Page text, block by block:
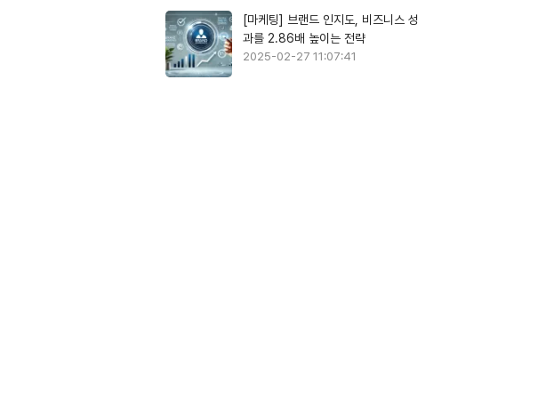
[마케팅] 브랜드 인지도, 비즈니스 성
과를 2.86배 높이는 전략
2025-02-27 11:07:41